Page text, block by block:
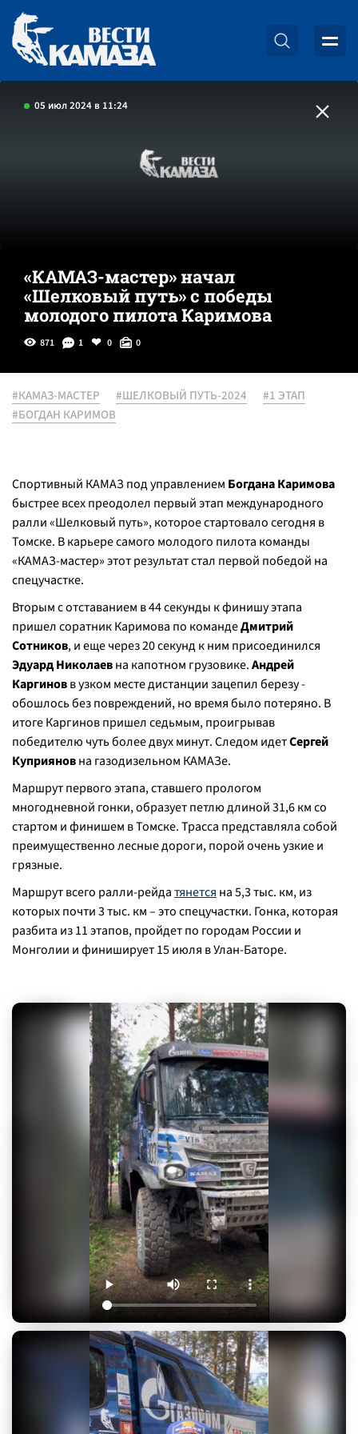
05 июл 2024 в 11:24
«КАМАЗ-мастер» начал
«Шелковый путь» с победы
молодого пилота Каримова
871 1 0 0
#КАМАЗ-МАСТЕР #ШЕЛКОВЫЙ ПУТЬ-2024
#1 ЭТАП
#БОГДАН КАРИМОВ
Спортивный КАМАЗ под управлением Богдана Каримова
быстрее всех преодолел первый этап международного
ралли «Шелковый путь», которое стартовало сегодня в
Томске. В карьере самого молодого пилота команды
«КАМАЗ-мастер» этот результат стал первой победой на
спецучастке.
Вторым с отставанием в 44 секунды к финишу этапа
пришел соратник Каримова по командеДмитрий
Сотников, и еще через 20 секунд к ним присоединился
Эдуард Николаевна капотном грузовике.Андрей
Каргиновв узком месте дистанции зацепил березу -
обошлось без повреждений, но время было потеряно. В
итоге Каргинов пришел седьмым, проигрывав
победителю чуть более двух минут. Следом идетСергей
Куприяновна газодизельном КАМАЗе.
Маршрут первого этапа, ставшего прологом
многодневной гонки, образует петлю длиной 31,6 км со
стартом и финишем в Томске. Трасса представляла собой
преимущественно лесные дороги, порой очень узкие и
грязные.
Маршрут всего ралли-рейдатянется на 5,3 тыс. км, из
которых почти 3 тыс. км – это спецучастки. Гонка, которая
разбита из 11 этапов, пройдет по городам России и
Монголии и финиширует 15 июля в Улан-Баторе.